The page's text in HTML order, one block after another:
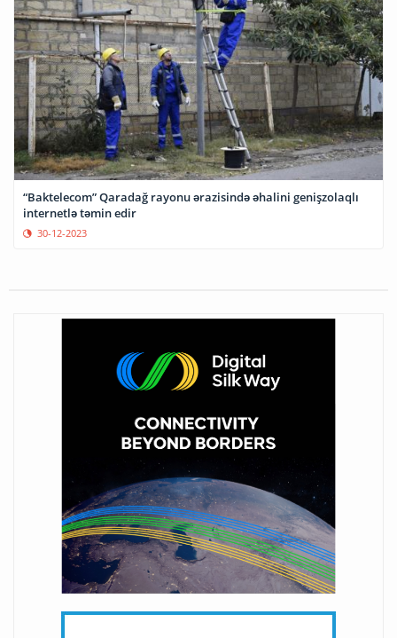
“Baktelecom” Qaradağ rayonu ərazisində əhalini genişzolaqlı
internetlə təmin edir
30-12-2023